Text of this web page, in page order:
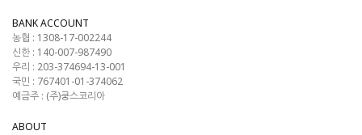
BANK ACCOUNT
농협 : 1308-17-002244
신한 : 140-007-987490
우리 : 203-374694-13-001
국민 : 767401-01-374062
예금주 : (주)쿵스코리아
ABOUT